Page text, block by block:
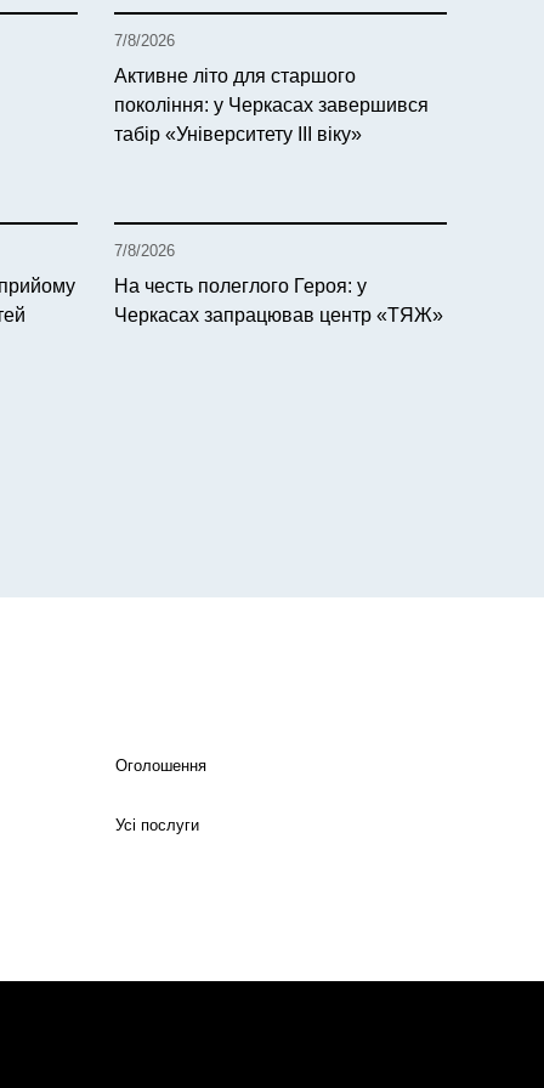
7/8/2026
Активне літо для старшого
покоління: у Черкасах завершився
табір «Університету ІІІ віку»
7/8/2026
На честь полеглого Героя: у
Черкасах запрацював центр «ТЯЖ»
Оголошення
Усі послуги